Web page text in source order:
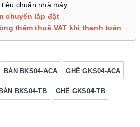
chuẩn nhà máy
chuyển lắp đặt
thêm thuế VAT khi thanh toán
BÀN BKS04-ACA GHẾ GKS04-ACA
BÀN BKS04-TB GHẾ GKS04-TB